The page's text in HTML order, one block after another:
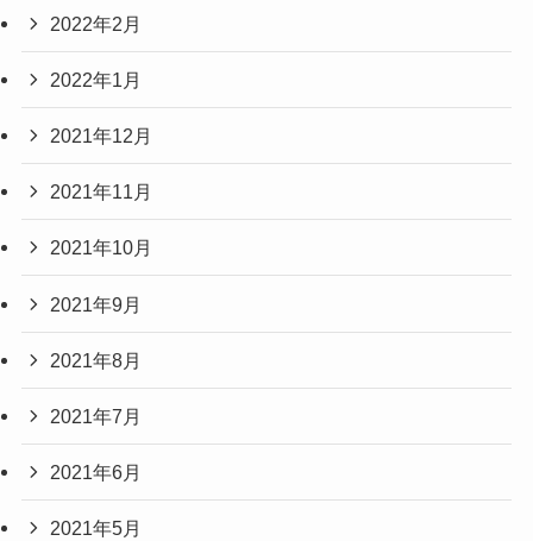
2022年2月
2022年1月
2021年12月
2021年11月
2021年10月
2021年9月
2021年8月
2021年7月
2021年6月
2021年5月